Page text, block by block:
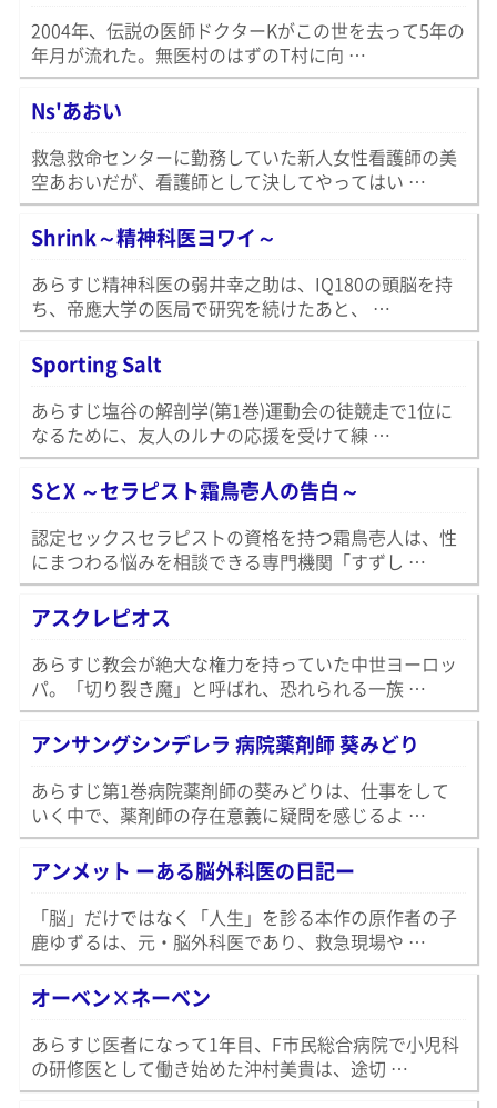
2004年、伝説の医師ドクターKがこの世を去って5年の
年月が流れた。無医村のはずのT村に向 …
Ns'あおい
救急救命センターに勤務していた新人女性看護師の美
空あおいだが、看護師として決してやってはい …
Shrink～精神科医ヨワイ～
あらすじ精神科医の弱井幸之助は、IQ180の頭脳を持
ち、帝應大学の医局で研究を続けたあと、 …
Sporting Salt
あらすじ塩谷の解剖学(第1巻)運動会の徒競走で1位に
なるために、友人のルナの応援を受けて練 …
SとX ～セラピスト霜鳥壱人の告白～
認定セックスセラピストの資格を持つ霜鳥壱人は、性
にまつわる悩みを相談できる専門機関「すずし …
アスクレピオス
あらすじ教会が絶大な権力を持っていた中世ヨーロッ
パ。「切り裂き魔」と呼ばれ、恐れられる一族 …
アンサングシンデレラ 病院薬剤師 葵みどり
あらすじ第1巻病院薬剤師の葵みどりは、仕事をして
いく中で、薬剤師の存在意義に疑問を感じるよ …
アンメット ーある脳外科医の日記ー
「脳」だけではなく「人生」を診る本作の原作者の子
鹿ゆずるは、元・脳外科医であり、救急現場や …
オーベン×ネーベン
あらすじ医者になって1年目、F市民総合病院で小児科
の研修医として働き始めた沖村美貴は、途切 …